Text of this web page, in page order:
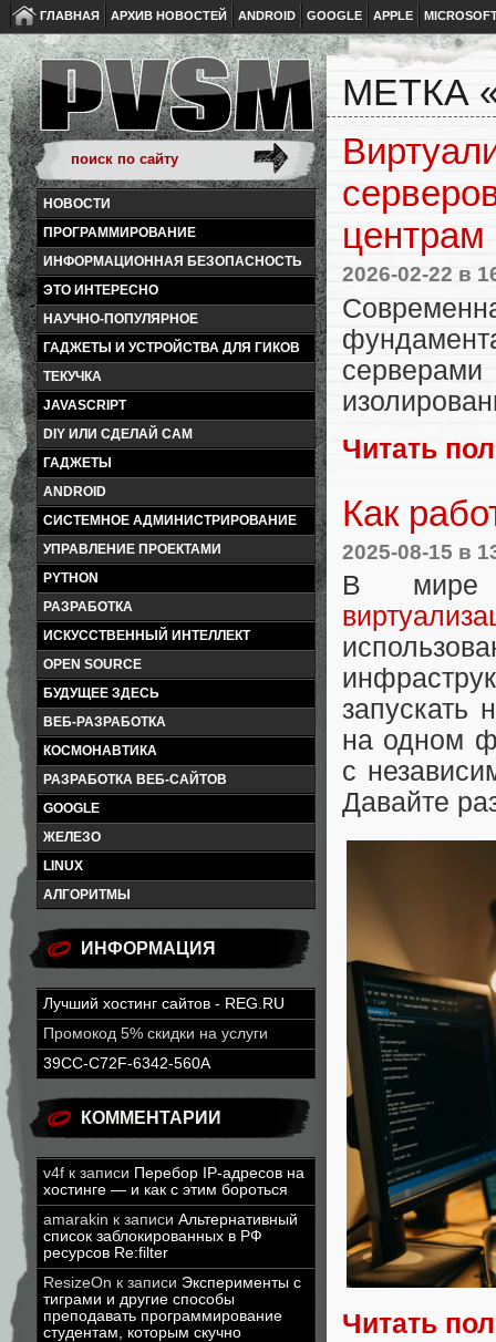
ГЛАВНАЯ АРХИВ НОВОСТЕЙ ANDROID GOOGLE APPLE
НОВОСТИ
ПРОГРАММИРОВАНИЕ
ИНФОРМАЦИОННАЯ БЕЗОПАСНОСТЬ
ЭТО ИНТЕРЕСНО
НАУЧНО-ПОПУЛЯРНОЕ
ГАДЖЕТЫ И УСТРОЙСТВА ДЛЯ ГИКОВ
ТЕКУЧКА
JAVASCRIPT
DIY ИЛИ СДЕЛАЙ САМ
ГАДЖЕТЫ
ANDROID
СИСТЕМНОЕ АДМИНИСТРИРОВАНИЕ
УПРАВЛЕНИЕ ПРОЕКТАМИ
PYTHON
РАЗРАБОТКА
ИСКУССТВЕННЫЙ ИНТЕЛЛЕКТ
OPEN SOURCE
БУДУЩЕЕ ЗДЕСЬ
ВЕБ-РАЗРАБОТКА
КОСМОНАВТИКА
РАЗРАБОТКА ВЕБ-САЙТОВ
GOOGLE
ЖЕЛЕЗО
LINUX
АЛГОРИТМЫ
ИНФОРМАЦИЯ
Лучший хостинг сайтов - REG.RU
Промокод 5% скидки на услуги
39CC-C72F-6342-560A
КОММЕНТАРИИ
v4f к записи Перебор IP-адресов на
хостинге — и как с этим бороться
amarakin к записи Альтернативный
список заблокированных в РФ
ресурсов Re:filter
ResizeOn к записи Эксперименты с
тиграми и другие способы
преподавать программирование
студентам, которым скучно
МЕТКА
центрам
2026-02-22 в
Читать
Как
2025-08-15 в
В мире
запускать
на одном
с
Давайте
Читать